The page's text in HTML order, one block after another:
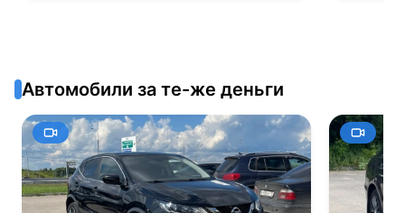
Автомобили за те-же деньги